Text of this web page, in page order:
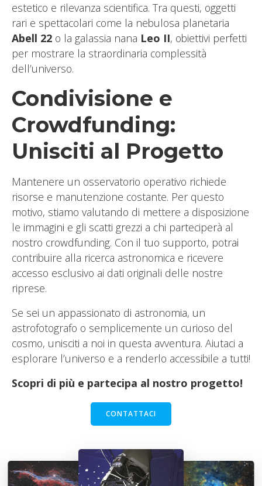
estetico e rilevanza scientifica. Tra questi, oggetti
rari e spettacolari come la nebulosa planetaria
Abell 22 o la galassia nana Leo II, obiettivi perfetti
per mostrare la straordinaria complessità
dell’universo.
Condivisione e
Crowdfunding:
Unisciti al Progetto
Mantenere un osservatorio operativo richiede
risorse e manutenzione costante. Per questo
motivo, stiamo valutando di mettere a disposizione
le immagini e gli scatti grezzi a chi parteciperà al
nostro crowdfunding. Con il tuo supporto, potrai
contribuire alla ricerca astronomica e ricevere
accesso esclusivo ai dati originali delle nostre
riprese.
Se sei un appassionato di astronomia, un
astrofotografo o semplicemente un curioso del
cosmo, unisciti a noi in questa avventura. Aiutaci a
esplorare l’universo e a renderlo accessibile a tutti!
Scopri di più e partecipa al nostro progetto!
CONTATTACI